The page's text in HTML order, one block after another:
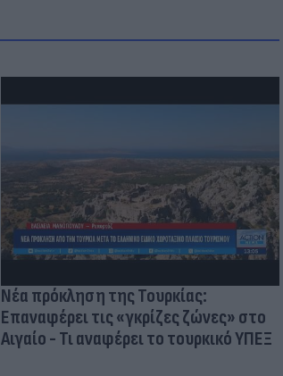
Νέα πρόκληση της Τουρκίας:
Επαναφέρει τις «γκρίζες ζώνες» στο
Αιγαίο - Τι αναφέρει το τουρκικό ΥΠΕΞ